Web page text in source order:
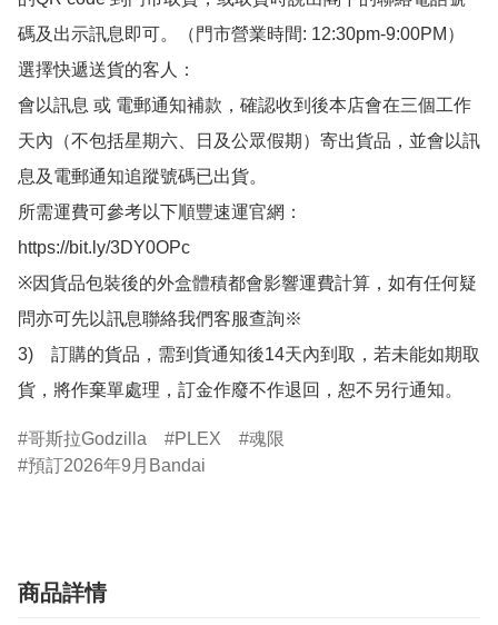
碼及出示訊息即可。（門市營業時間: 12:30pm-9:00PM）
選擇快遞送貨的客人：
會以訊息 或 電郵通知補款，確認收到後本店會在三個工作
天內（不包括星期六、日及公眾假期）寄出貨品，並會以訊
息及電郵通知追蹤號碼已出貨。
所需運費可參考以下順豐速運官網：
https://bit.ly/3DY0OPc
※因貨品包裝後的外盒體積都會影響運費計算，如有任何疑
問亦可先以訊息聯絡我們客服查詢※
3)　訂購的貨品，需到貨通知後14天內到取，若未能如期取
貨，將作棄單處理，訂金作廢不作退回，恕不另行通知。
哥斯拉Godzilla PLEX
魂限
預訂2026年9月Bandai
商品詳情